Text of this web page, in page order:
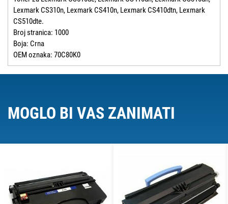
Lexmark CS310n, Lexmark CS410n, Lexmark CS410dtn, Lexmark
CS510dte.
Broj stranica: 1000
Boja: Crna
OEM oznaka: 70C80K0
MOGLO BI VAS ZANIMATI